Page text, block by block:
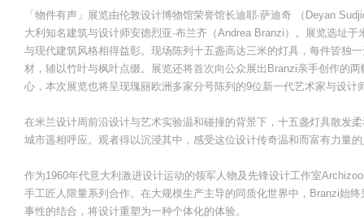
「物件有声」展览由伦敦设计博物馆荣誉馆长迪耶·萨迪奇 （Deyan
大利知名建筑与设计师安德烈亚·布兰齐（Andrea Branzi）。展览选址
与现代建筑风格相得益彰。现场陈列十五盏高达三米的灯具，每件皆独
材，辅以竹叶与枫叶点缀。展览还将首次向公众展出Branzi亲手创作的
心，本次展览也将呈现瑰丽欧洲多家分号陈列的9位新一代艺术家与设计
在米兰设计周前沿设计与艺术实验温和碰撞的背景下，十五盏灯具散发
城市遥相呼应。观者得以沉浸其中，感受这位设计传奇温和而富有力量
作为1960年代意大利激进设计运动的领军人物及先锋设计工作室
手工匠人限量系列合作。在大规模生产主导的同质化世界中，Branzi始
事性的结合，将设计重塑为一种个体化的体验。